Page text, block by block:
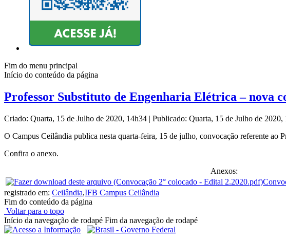
Fim do menu principal
Início do conteúdo da página
Professor Substituto de Engenharia Elétrica – nova
Criado: Quarta, 15 de Julho de 2020, 14h34 | Publicado: Quarta, 15 de Julho de 2020,
O Campus Ceilândia publica nesta quarta-feira, 15 de julho, convocação referente ao
Confira o anexo.
Anexos:
registrado em: Ceilândia,IFB Campus Ceilândia
Fim do conteúdo da página
Voltar para o topo
Início da navegação de rodapé Fim da navegação de rodapé